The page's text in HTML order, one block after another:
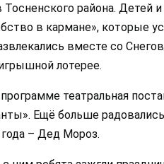
Тосненского района. Детей
в кармане», которые
вместе со
лотерее.
театральная
Ещё больше
– Дед Мороз.